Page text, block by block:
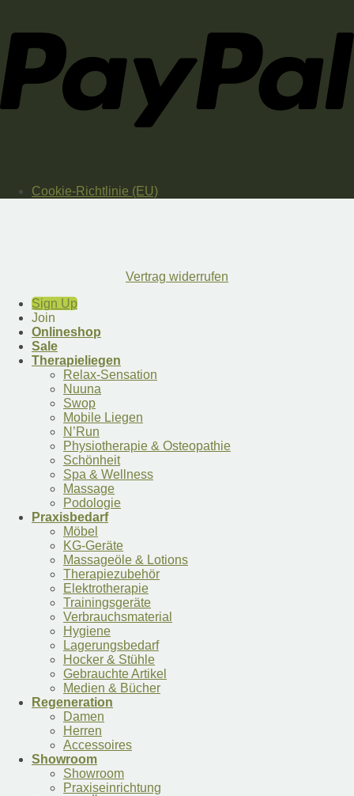
Cookie-Richtlinie (EU)
Vertrag widerrufen
Sign Up
Join
Onlineshop
Sale
Therapieliegen
Relax-Sensation
Nuuna
Swop
Mobile Liegen
N’Run
Physiotherapie & Osteopathie
Schönheit
Spa & Wellness
Massage
Podologie
Praxisbedarf
Möbel
KG-Geräte
Massageöle & Lotions
Therapiezubehör
Elektrotherapie
Trainingsgeräte
Verbrauchsmaterial
Hygiene
Lagerungsbedarf
Hocker & Stühle
Gebrauchte Artikel
Medien & Bücher
Regeneration
Damen
Herren
Accessoires
Showroom
Showroom
Praxiseinrichtung